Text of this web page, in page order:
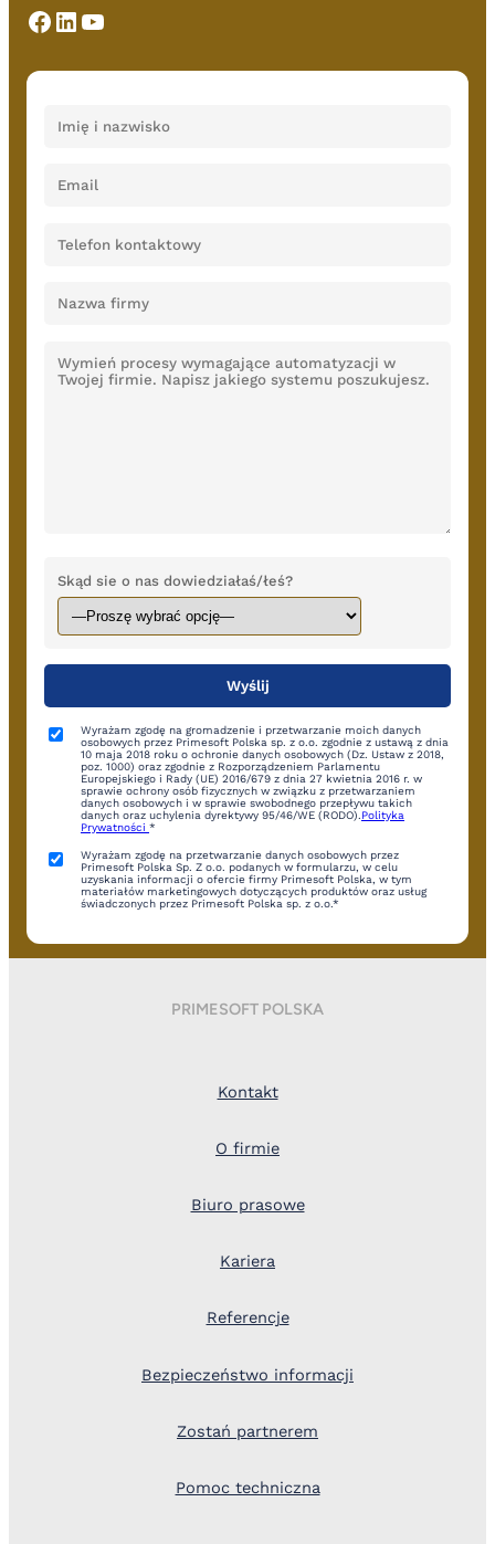
Facebook LinkedIn YouTube
Skąd sie o nas dowiedziałaś/łeś?
Wyrażam zgodę na gromadzenie i przetwarzanie moich danych
osobowych przez Primesoft Polska sp. z o.o. zgodnie z ustawą z dnia
10 maja 2018 roku o ochronie danych osobowych (Dz. Ustaw z 2018,
poz. 1000) oraz zgodnie z Rozporządzeniem Parlamentu
Europejskiego i Rady (UE) 2016/679 z dnia 27 kwietnia 2016 r. w
sprawie ochrony osób fizycznych w związku z przetwarzaniem
danych osobowych i w sprawie swobodnego przepływu takich
danych oraz uchylenia dyrektywy 95/46/WE (RODO). Polityka
Prywatności *
Wyrażam zgodę na przetwarzanie danych osobowych przez
Primesoft Polska Sp. Z o.o. podanych w formularzu, w celu
uzyskania informacji o ofercie firmy Primesoft Polska, w tym
materiałów marketingowych dotyczących produktów oraz usług
świadczonych przez Primesoft Polska sp. z o.o.*
PRIMESOFT POLSKA
Kontakt
O firmie
Biuro prasowe
Kariera
Referencje
Bezpieczeństwo informacji
Zostań partnerem
Pomoc techniczna